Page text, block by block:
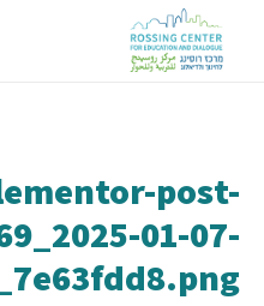
post-
01-07-